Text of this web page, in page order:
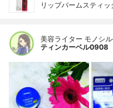
リップバームスティッ
美容ライター モノシ
ティンカーベル0908